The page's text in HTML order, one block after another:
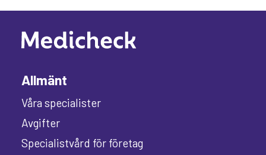
Allmänt
Våra specialister
Avgifter
Specialistvård för företag